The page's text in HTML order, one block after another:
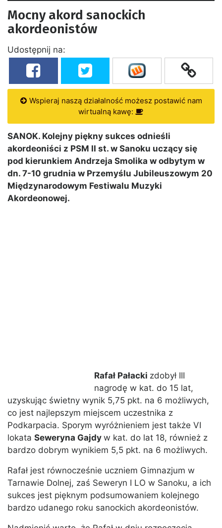
Mocny akord sanockich
akordeonistów
Udostępnij na:
Wspieraj naszą działalność możesz postawić nam
wirtualną kawę:
SANOK. Kolejny piękny sukces odnieśli
akordeoniści z PSM II st. w Sanoku uczący się
pod kierunkiem Andrzeja Smolika w odbytym w
dn. 7-10 grudnia w Przemyślu Jubileuszowym 20
Międzynarodowym Festiwalu Muzyki
Akordeonowej.
Rafał Pałacki zdobył III
nagrodę w kat. do 15 lat,
uzyskując świetny wynik 5,75 pkt. na 6 możliwych,
co jest najlepszym miejscem uczestnika z
Podkarpacia. Sporym wyróżnieniem jest także VI
lokata Seweryna Gajdy w kat. do lat 18, również z
bardzo dobrym wynikiem 5,5 pkt. na 6 możliwych.
Rafał jest równocześnie uczniem Gimnazjum w
Tarnawie Dolnej, zaś Seweryn I LO w Sanoku, a ich
sukces jest pięknym podsumowaniem kolejnego
bardzo udanego roku sanockich akordeonistów.